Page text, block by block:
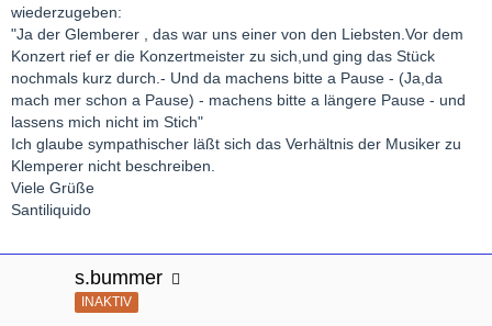
wiederzugeben:
"Ja der Glemberer , das war uns einer von den Liebsten.Vor dem
Konzert rief er die Konzertmeister zu sich,und ging das Stück
nochmals kurz durch.- Und da machens bitte a Pause - (Ja,da
mach mer schon a Pause) - machens bitte a längere Pause - und
lassens mich nicht im Stich"
Ich glaube sympathischer läßt sich das Verhältnis der Musiker zu
Klemperer nicht beschreiben.
Viele Grüße
Santiliquido
s.bummer
INAKTIV